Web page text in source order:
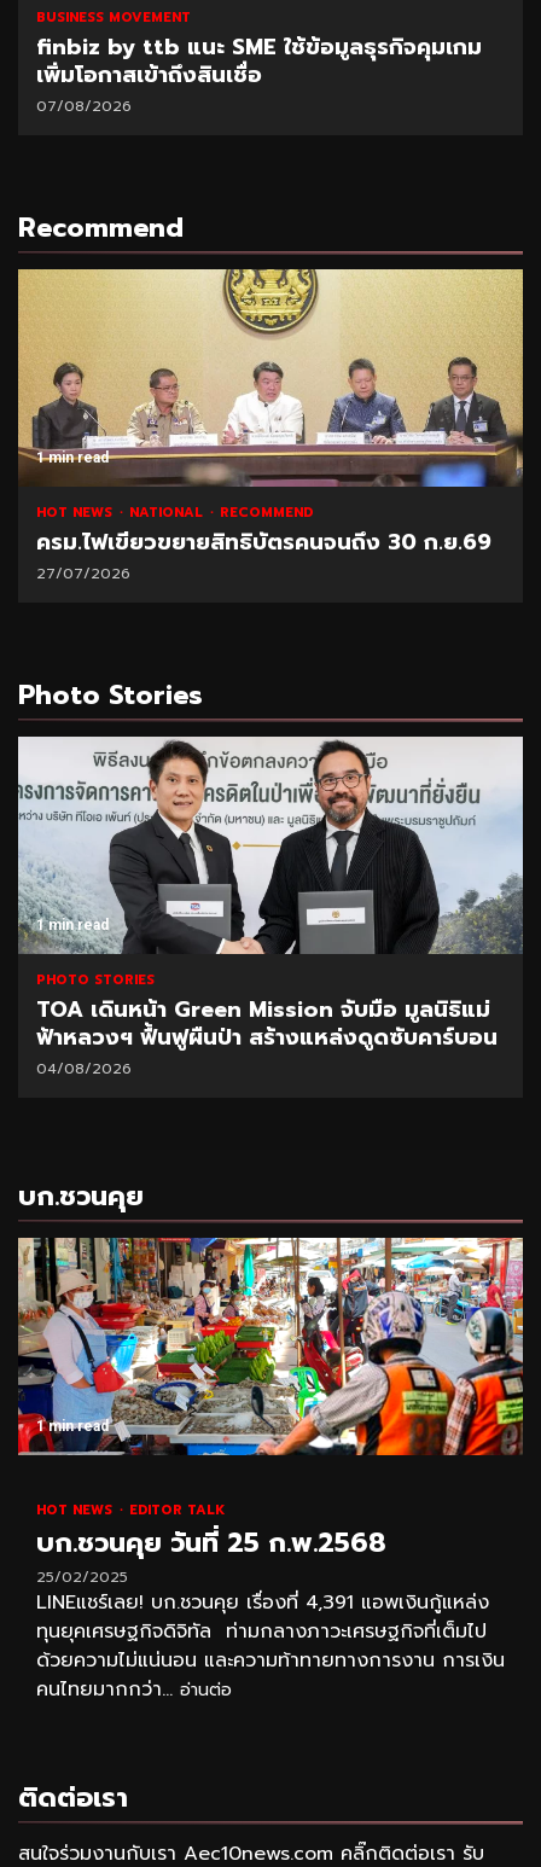
BUSINESS MOVEMENT
finbiz by ttb แนะ SME ใช้ข้อมูลธุรกิจคุมเกม
เพิ่มโอกาสเข้าถึงสินเชื่อ
07/08/2026
Recommend
1 min read
HOT NEWS NATIONAL RECOMMEND
ครม.ไฟเขียวขยายสิทธิบัตรคนจนถึง 30 ก.ย.69
27/07/2026
Photo Stories
1 min read
PHOTO STORIES
TOA เดินหน้า Green Mission จับมือ มูลนิธิแม่
ฟ้าหลวงฯ ฟื้นฟูผืนป่า สร้างแหล่งดูดซับคาร์บอน
04/08/2026
บก.ชวนคุย
1 min read
HOT NEWS EDITOR TALK
บก.ชวนคุย วันที่ 25 ก.พ.2568
25/02/2025
LINEแชร์เลย! บก.ชวนคุย เรื่องที่ 4,391 แอพเงินกู้แหล่ง
ทุนยุคเศรษฐกิจดิจิทัล ท่ามกลางภาวะเศรษฐกิจที่เต็มไป
ด้วยความไม่แน่นอน และความท้าทายทางการงาน การเงิน
คนไทยมากกว่า... อ่านต่อ
ติดต่อเรา
สนใจร่วมงานกับเรา Aec10news.com คลิ๊กติดต่อเรา รับ